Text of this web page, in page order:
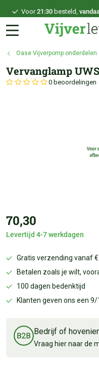
Voor21:30 besteld,
100 dagenbedenktijd
Oase Vijverpomp onderdelen
Vervanglamp UWS
0 beoordelingen
70,30
Levertijd 4-7 werkdagen
Gratis verzending vanaf
Betalen zoals je wilt,
100 dagen bedenktijd
Klanten geven ons een 9/
Bedrijf of
Vraag hier naar de